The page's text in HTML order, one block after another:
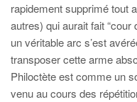
rapidement supprimé tout
autres) qui aurait fait “cour
un véritable arc s’est
transposer cette arme
Philoctète est comme un
venu au cours des